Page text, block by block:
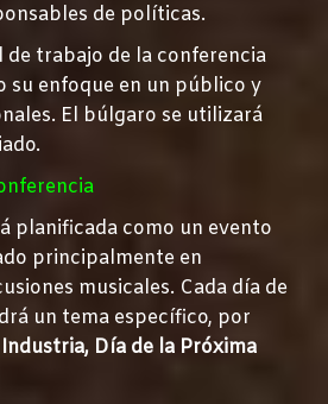
de políticas.
de trabajo de la conferencia
su enfoque en un público y
El búlgaro se utilizará
planificada como un evento
principalmente en
musicales. Cada día de
un tema específico, por
Día de la Próxima